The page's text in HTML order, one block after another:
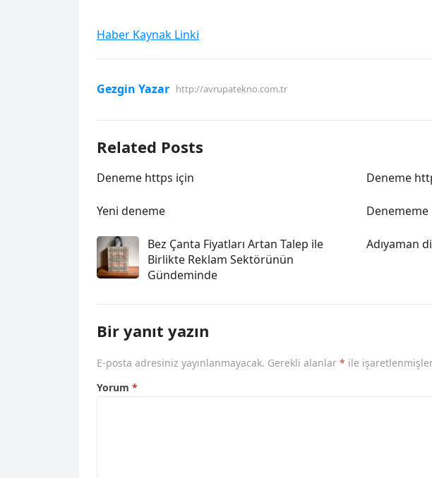
Haber Kaynak Linki
Gezgin Yazar http://avrupatekno.com.tr
Related Posts
Deneme https için Deneme
Yeni deneme Denememe
Bez Çanta Fiyatları Artan Talep ile
Birlikte Reklam Sektörünün
Gündeminde
Adıyaman
Bir yanıt yazın
E-posta adresiniz yayınlanmayacak. Gerekli alanlar * ile
Yorum *